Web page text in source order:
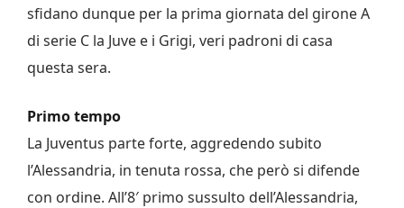
sfidano dunque per la prima giornata del girone A
di serie C la Juve e i Grigi, veri padroni di casa
questa sera.
Primo tempo
La Juventus parte forte, aggredendo subito
l’Alessandria, in tenuta rossa, che però si difende
con ordine. All’8′ primo sussulto dell’Alessandria,